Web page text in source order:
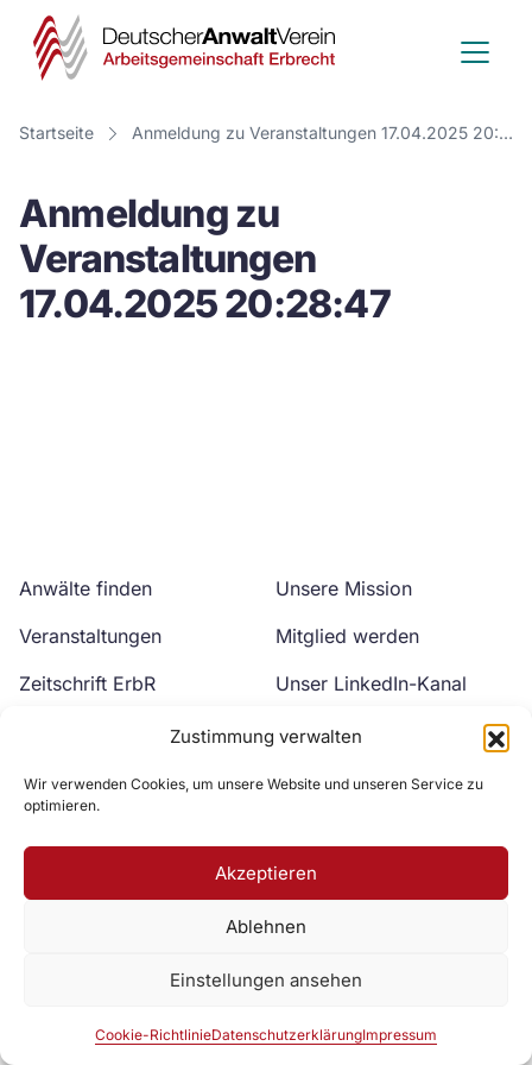
Zustimmung verwalten
Wir verwenden Cookies, um unsere Website und unseren Service zu
optimieren.
Akzeptieren
Ablehnen
Einstellungen ansehen
Cookie-RichtlinieDatenschutzerklärungImpressum
Deutscher
Anwalt
Verein
Startseite Anmeldung zu Veranstaltungen 17.04.2025 20:28:47
Anmeldung zu
Veranstaltungen
17.04.2025 20:28:47
Anwälte finden
Veranstaltungen
Zeitschrift ErbR
Unsere Mission
Mitglied werden
Unser LinkedIn-Kanal
Unser YouTube-Kanal
Zur DAV Webseite